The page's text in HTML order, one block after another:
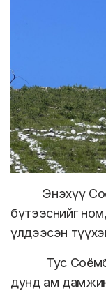
Энэхүү
бүтээснийг
үлдээсэн
Тус Соёмбын
дунд ам